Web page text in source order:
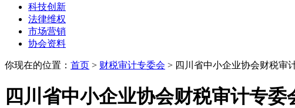
科技创新
法律维权
市场营销
协会资料
你现在的位置： 首页 > 财税审计专委会 > 四川省中小企业协会财税审
四川省中小企业协会财税审计专